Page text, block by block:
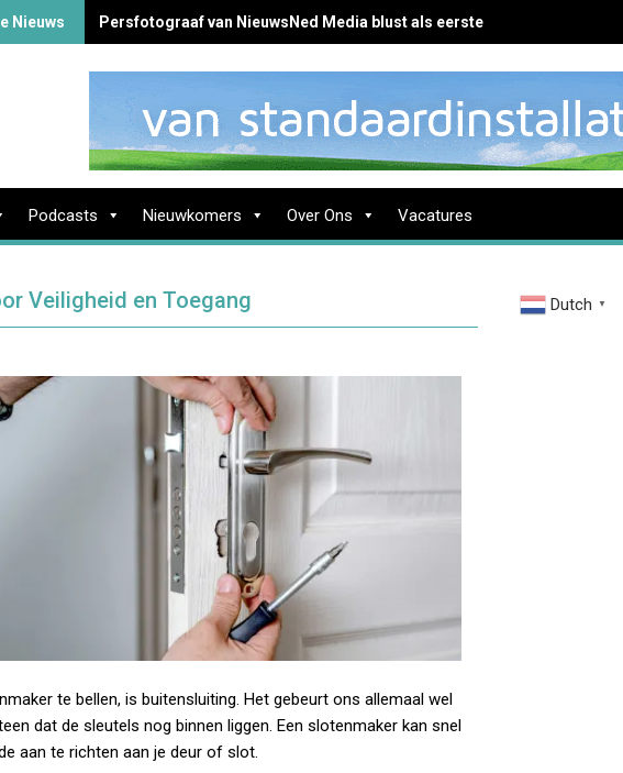
Nieuws Persfotograaf van NieuwsNed Media blust als eerste brand Zenderstraat
Podcasts Nieuwkomers Over Ons Vacatures
Veiligheid en Toegang
te bellen, is buitensluiting. Het gebeurt ons allemaal wel
dat de sleutels nog binnen liggen. Een slotenmaker kan snel
aan te richten aan je deur of slot.
Dutch ▼